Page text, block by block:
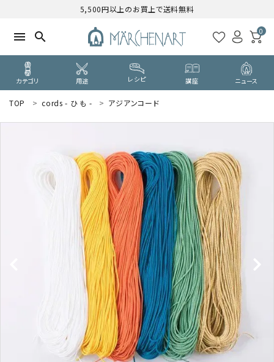
5,500円以上のお買上で送料無料
menu search 0
カテゴリ 用途 レシピ 講座 ニュース
ようこそ ゲスト 様
新規会員登録
カテゴリーから探す
TOP cords - ひ も - アジアンコード